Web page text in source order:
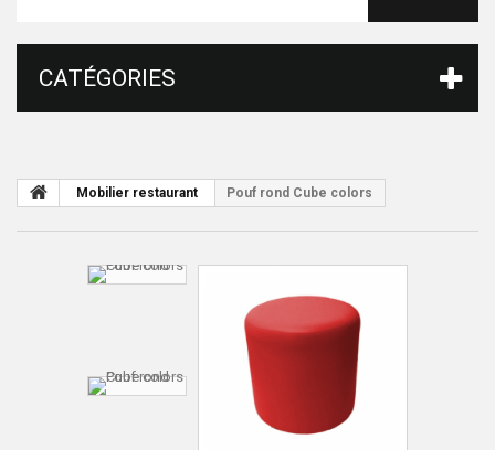
CATÉGORIES
Mobilier restaurant Pouf rond Cube colors